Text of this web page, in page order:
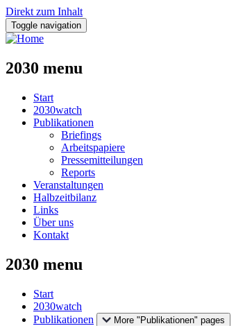
Direkt zum Inhalt
Toggle navigation
2030 menu
Start
2030watch
Publikationen
Briefings
Arbeitspapiere
Pressemitteilungen
Reports
Veranstaltungen
Halbzeitbilanz
Links
Über uns
Kontakt
2030 menu
Start
2030watch
Publikationen
More "Publikationen" pages